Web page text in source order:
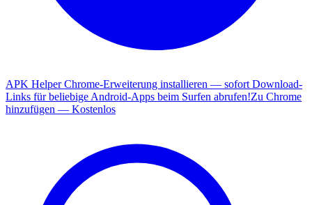
APK Helper Chrome-Erweiterung installieren — sofort Download-
Links für beliebige Android-Apps beim Surfen abrufen!Zu Chrome
hinzufügen — Kostenlos